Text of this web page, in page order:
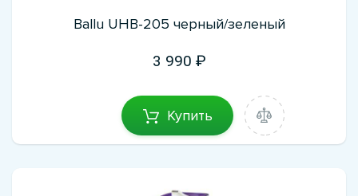
Ballu UHB-205 черный/зеленый
3 990
Купить